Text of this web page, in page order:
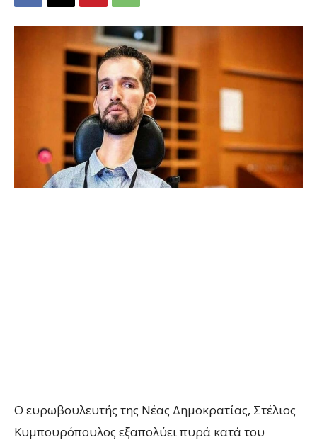
Ο ευρωβουλευτής της Νέας Δημοκρατίας, Στέλιος
Κυμπουρόπουλος εξαπολύει πυρά κατά του